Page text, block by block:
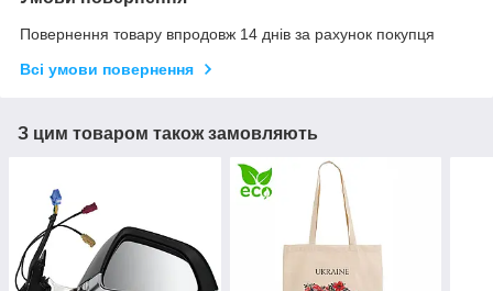
Повернення товару впродовж 14 днів за рахунок покупця
Всі умови повернення
З цим товаром також замовляють